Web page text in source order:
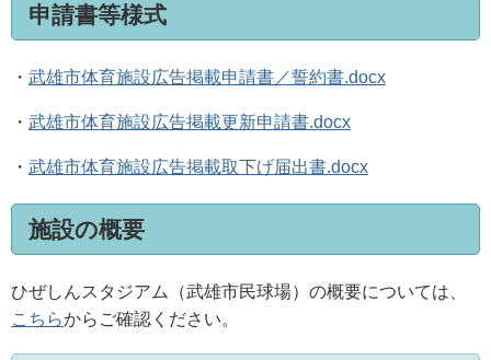
申請書等様式
・ 武雄市体育施設広告掲載申請書／誓約書.docx
・ 武雄市体育施設広告掲載更新申請書.docx
・ 武雄市体育施設広告掲載取下げ届出書.docx
施設の概要
ひぜしんスタジアム（武雄市民球場）の概要については、
こちらからご確認ください。